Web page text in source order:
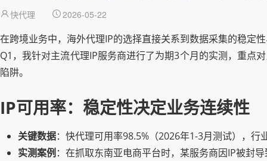
快代理 2026-05-22
在跨境业务中，海外代理IP的选择直接关系到数据采集的稳定
Q1，我针对主流代理IP服务商进行了为期3个月的实测，重点
陷阱。
IP可用率：稳定性决定业务连续性
关键数据：快代理可用率98.5%（2026年1-3月测试），行
实测案例 ：在抓取东南亚电商平台时，某服务商因IP被封